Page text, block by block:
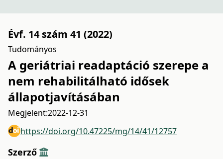
Évf. 14 szám 41 (2022)
Tudományos
A geriátriai readaptáció szerepe a
nem rehabilitálható idősek
állapotjavításában
Megjelent:2022-12-31
https://doi.org/10.47225/mg/14/41/12757
Szerző